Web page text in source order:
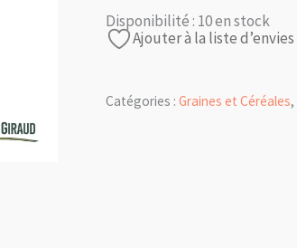
Disponibilité : 10 en stock
Ajouter à la liste d’envies
Catégories :Graines et Céréales,